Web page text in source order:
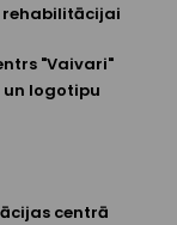
rehabilitācijai
"Vaivari"
logotipu
centrā